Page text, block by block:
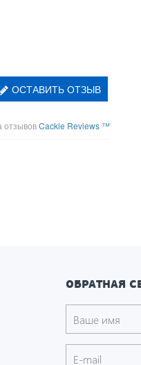
ОСТАВИТЬ ОТЗЫВ
отзывовCackle Reviews ™
ОБРАТНАЯ